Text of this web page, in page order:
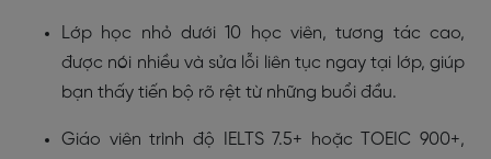
Lớp học nhỏ dưới 10 học viên, tương tác cao,
được nói nhiều và sửa lỗi liên tục ngay tại lớp, giúp
bạn thấy tiến bộ rõ rệt từ những buổi đầu.
Giáo viên trình độ IELTS 7.5+ hoặc TOEIC 900+,